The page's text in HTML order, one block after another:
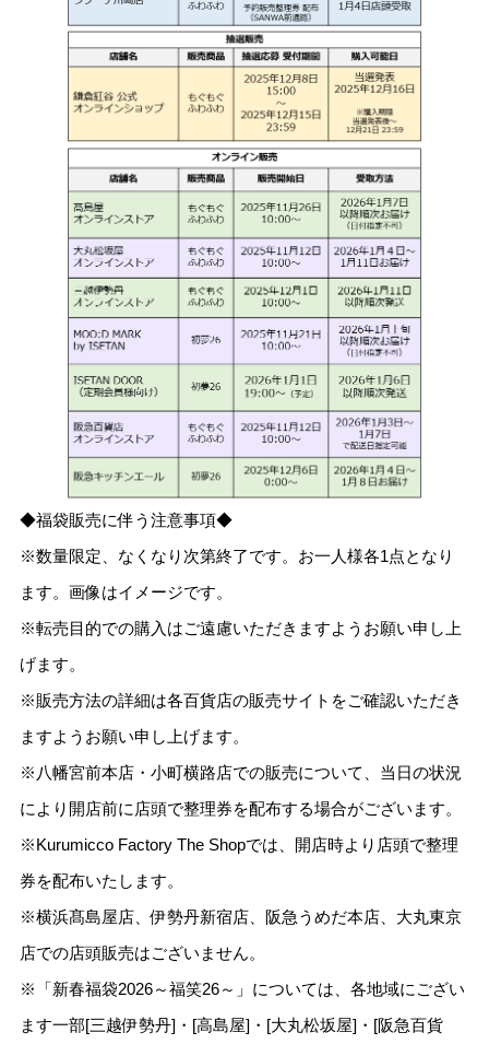
◆福袋販売に伴う注意事項◆
※数量限定、なくなり次第終了です。お一人様各1点となり
ます。画像はイメージです。
※転売目的での購入はご遠慮いただきますようお願い申し上
げます。
※販売方法の詳細は各百貨店の販売サイトをご確認いただき
ますようお願い申し上げます。
※八幡宮前本店・小町横路店での販売について、当日の状況
により開店前に店頭で整理券を配布する場合がございます。
※Kurumicco Factory The Shopでは、開店時より店頭で整理
券を配布いたします。
※横浜髙島屋店、伊勢丹新宿店、阪急うめだ本店、大丸東京
店での店頭販売はございません。
※「新春福袋2026～福笑26～」については、各地域にござい
ます一部[三越伊勢丹]・[高島屋]・[大丸松坂屋]・[阪急百貨